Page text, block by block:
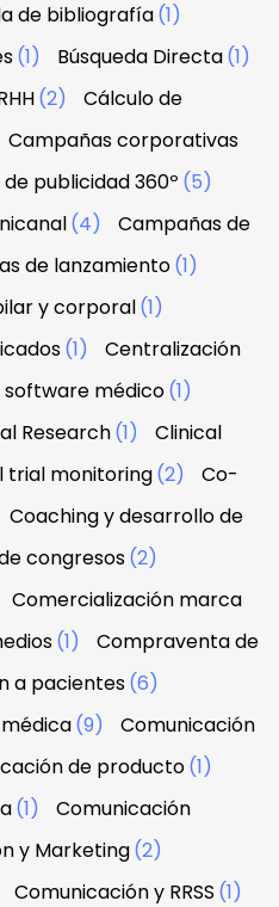
de bibliografía(1)
(1) Búsqueda Directa(1)
(2)
Cálculo de
Campañas corporativas
publicidad 360º (5)
(4)
Campañas de
de lanzamiento(1)
y corporal(1)
(1)
Centralización
médico(1)
Research(1)
Clinical
trial monitoring(2)
Co-
Coaching y desarrollo de
congresos(2)
Comercialización marca
(1)
Compraventa de
a pacientes(6)
(9)
Comunicación
de producto(1)
(1)
Comunicación
y Marketing(2)
Comunicación y RRSS (1)